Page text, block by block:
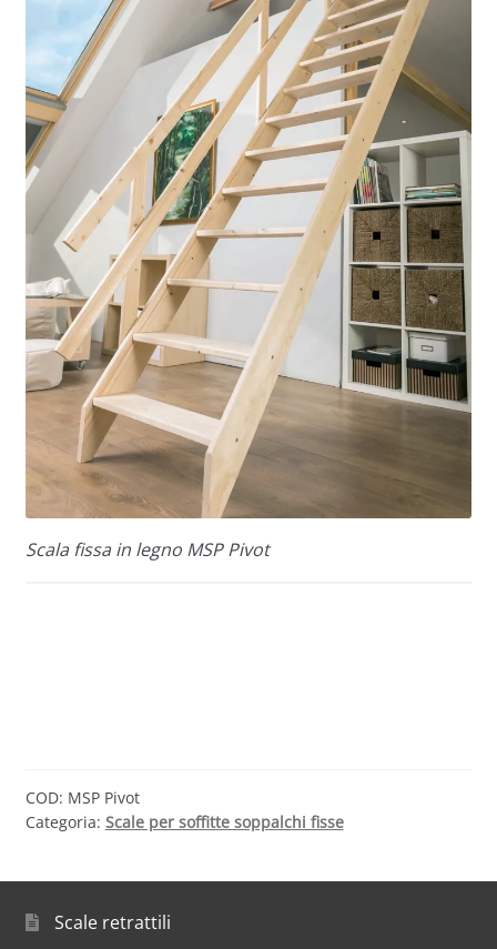
Scala fissa in legno MSP Pivot
COD: MSP Pivot
Categoria: Scale per soffitte soppalchi fisse
Scale retrattili